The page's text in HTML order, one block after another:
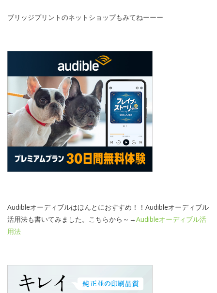
ブリッジプリントのネットショップもみてねーーー
Audibleオーディブルはほんとにおすすめ！！Audibleオーディブル
活用法も書いてみました。こちらから～→Audibleオーディブル活
用法